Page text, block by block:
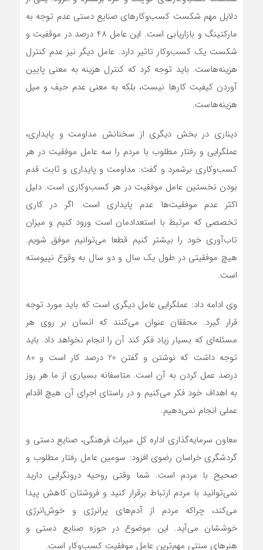
دلایل مهم شکست کسب‌وکارهای صنایع دستی عدم توجه به
مارکتینگ و بازاریابی است. این عامل 48 درصد در موقفیت و
شکست یک کسب‌وکار تاثیر دارد. عامل دیگر نیز عدم کنترل
هزینه‌هاست. باید توجه کرد که کنترل هزینه به معنی پایین
آوردن کیفیت کارها نیست، بلکه به معنی عدم حیف‌ و میل
هزینه‌هاست.
دیناری در بخش دیگری از سخنانش مداومت و پایداری،
عملگرایی و رفتار مطلوب با مردم را سه عامل موفقیت در هر
کسب‌وکاری برشمرد و گفت: مداومت و پایداری و ثابت قدم
بودن نخستین عامل موفقیت در هر کسب‌وکاری است. دلیل
اکثر عدم موفقیت‌ها عدم پایداری است. اگر در کاری
تخصصی که مرتبط با استعدادمان است ورود کنیم و میزان
تاب‌آوری خود را بیشتر کنیم قطعا می‌توانیم موفق شویم.
هیچ موفقیتی در طول یک سال و دو سال به وقوع نپیوسته
است.
وی ادامه داد: عملگرایی عامل دیگری است که باید مورد توجه
قرار گیرد. محققان عنوان می‌کنند که انسان بر روی هر
مسئله‌ای که بسیار زیاد فکر کند آن را انجام نخواهد داد. باید
توجه داشت که نوشتن و گفتن 20 درصد کار است و 80
درصد عمل کردن به آن است. متاسفانه بسیاری از ما هر روز
به اهداف خود فکر می‌کنیم و در راستای اجرای آن هیچ اقدام
عملی انجام نمی‌دهیم.
معاون سرمایه‌گذاری اداره کل میراث فرهنگی، صنایع دستی و
گردشگری خراسان رضوی افزود: سومین عامل رفتار مطلوب و
صحیح با مردم است. شما وقتی روحیه درونگرایی دارید
نمی‌توانید با مردم ارتباط برقرار کنید و فروشتان کاهش پیدا
می‌کند، چراکه مردم از آدم‌های پرانرژی و خوش‌انرژی
خوششان می‌آید. این موضوع در حوزه صنایع دستی و
هنرهای سنتی مهم‌ترین عامل موفقیت کسب‌وکار است.